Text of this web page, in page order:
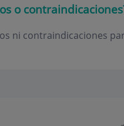
o
ni contraindicaciones